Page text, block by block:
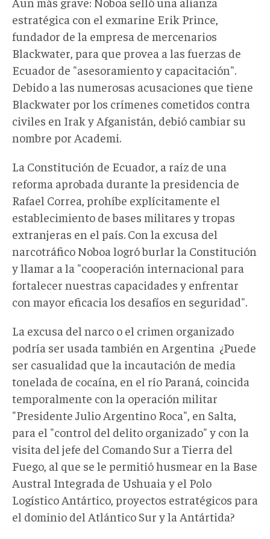
estratégica con el exmarine Erik Prince,
fundador de la empresa de mercenarios
Blackwater, para que provea a las fuerzas de
Ecuador de "asesoramiento y capacitación".
Debido a las numerosas acusaciones que tiene
Blackwater por los crímenes cometidos contra
civiles en Irak y Afganistán, debió cambiar su
nombre por Academi.
La Constitución de Ecuador, a raíz de una
reforma aprobada durante la presidencia de
Rafael Correa, prohíbe explícitamente el
establecimiento de bases militares y tropas
extranjeras en el país. Con la excusa del
narcotráfico Noboa logró burlar la Constitución
y llamar a la "cooperación internacional para
fortalecer nuestras capacidades y enfrentar
con mayor eficacia los desafíos en seguridad".
La excusa del narco o el crimen organizado
podría ser usada también en Argentina ¿Puede
ser casualidad que la incautación de media
tonelada de cocaína, en el río Paraná, coincida
temporalmente con la operación militar
"Presidente Julio Argentino Roca", en Salta,
para el "control del delito organizado" y con la
visita del jefe del Comando Sur a Tierra del
Fuego, al que se le permitió husmear en la Base
Austral Integrada de Ushuaia y el Polo
Logístico Antártico, proyectos estratégicos para
el dominio del Atlántico Sur y la Antártida?